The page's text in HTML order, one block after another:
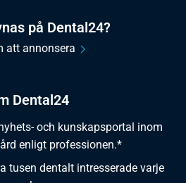
Dental24
och kunskapsportal inom
enligt professionen.*
tusen dentalt intresserade varje
på Dental24?
att annonsera